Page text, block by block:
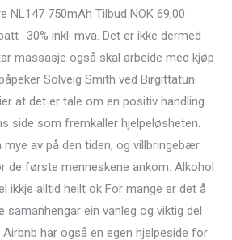
NL147 750mAh Tilbud NOK 69,00
-30% inkl. mva. Det er ikke dermed
massasje også skal arbeide med kjøp
Solveig Smith ved Birgittatun.
at det er tale om en positiv handling
side som fremkaller hjelpeløsheten.
av på den tiden, og villbringebær
de første menneskene ankom. Alkohol
ikkje alltid heilt ok For mange er det å
samanhengar ein vanleg og viktig del
har også en egen hjelpeside for